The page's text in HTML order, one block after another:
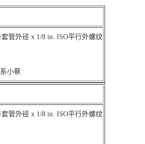
管外径 x 1/8 in. ISO平行外螺纹
小蔡
管外径 x 1/8 in. ISO平行外螺纹